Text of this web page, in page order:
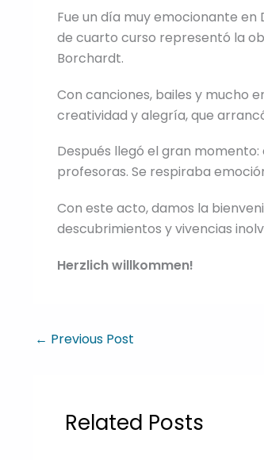
Fue un día muy emocionante en
de cuarto curso representó la
Borchardt.
Con canciones, bailes y mucho
creatividad y alegría, que
Después llegó el gran
profesoras. Se respiraba
Con este acto, damos la
descubrimientos y vivencias
Herzlich willkommen!
← Previous Post
Related Posts